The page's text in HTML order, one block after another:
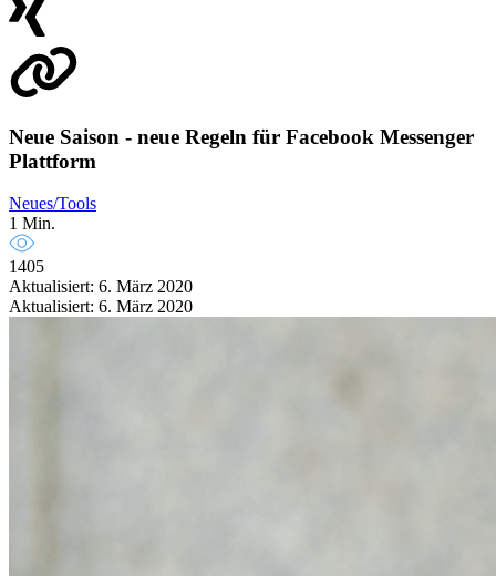
Neue Saison - neue Regeln für Facebook Messenger
Plattform
Neues/Tools
1 Min.
1405
Aktualisiert: 6. März 2020
Aktualisiert: 6. März 2020